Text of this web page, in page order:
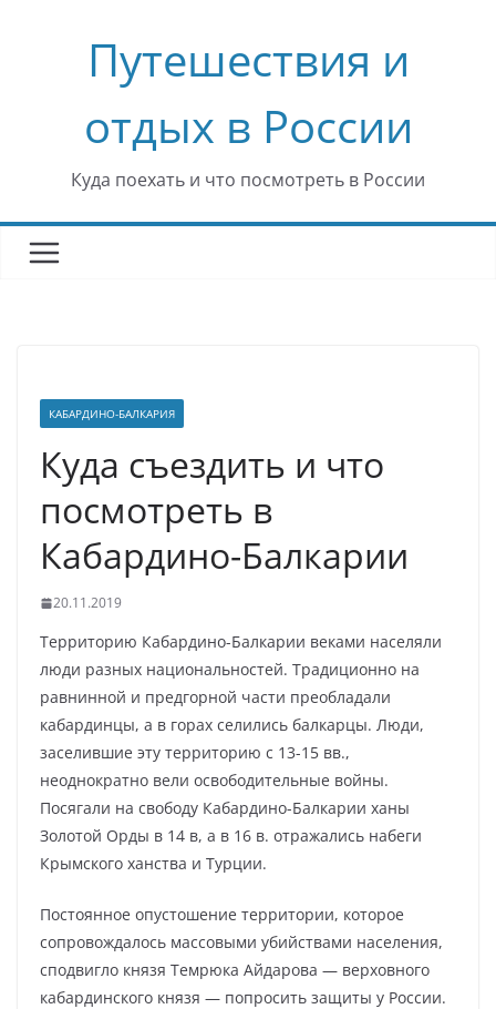
содержимомуПутешествия и
отдых в России
Куда поехать и что посмотреть в России
КАБАРДИНО-БАЛКАРИЯ
Куда съездить и что
посмотреть в
Кабардино-Балкарии
20.11.2019
Территорию Кабардино-Балкарии веками населяли
люди разных национальностей. Традиционно на
равнинной и предгорной части преобладали
кабардинцы, а в горах селились балкарцы. Люди,
заселившие эту территорию с 13-15 вв.,
неоднократно вели освободительные войны.
Посягали на свободу Кабардино-Балкарии ханы
Золотой Орды в 14 в, а в 16 в. отражались набеги
Крымского ханства и Турции.
Постоянное опустошение территории, которое
сопровождалось массовыми убийствами населения,
сподвигло князя Темрюка Айдарова — верховного
кабардинского князя — попросить защиты у России.